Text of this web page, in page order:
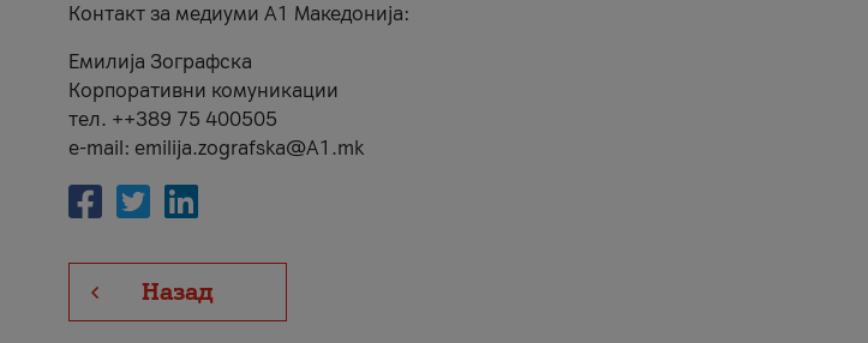
Контакт за медиуми А1 Македонија:
Емилија Зографска
Корпоративни комуникации
тел. ++389 75 400505
e-mail: emilija.zografska@A1.mk
Назад